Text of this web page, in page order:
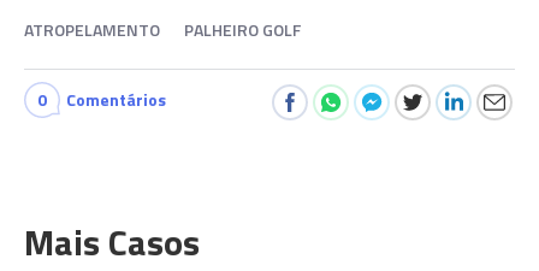
ATROPELAMENTO PALHEIRO GOLF
0 Comentários
Mais Casos